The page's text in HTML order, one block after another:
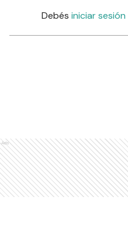
Debés iniciar sesión
Ads